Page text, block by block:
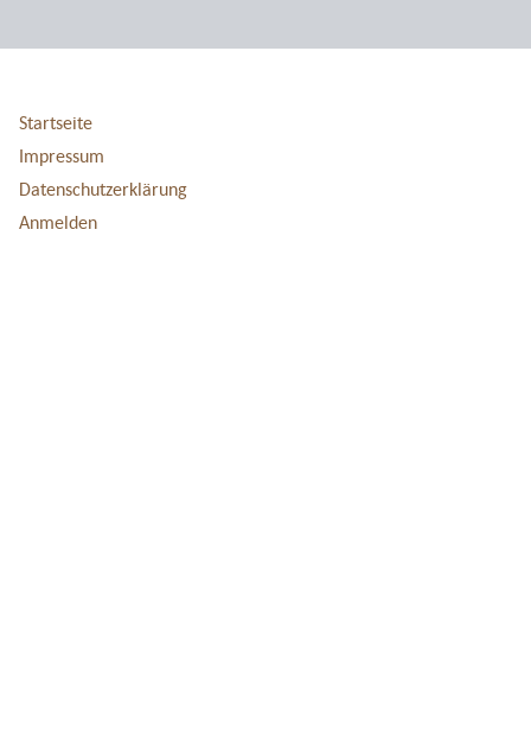
Startseite
Impressum
Datenschutzerklärung
Anmelden